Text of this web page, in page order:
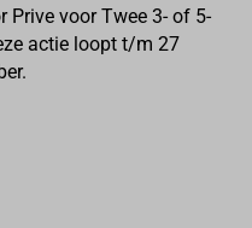
Prive voor Twee 3- of 5-
actie loopt t/m 27